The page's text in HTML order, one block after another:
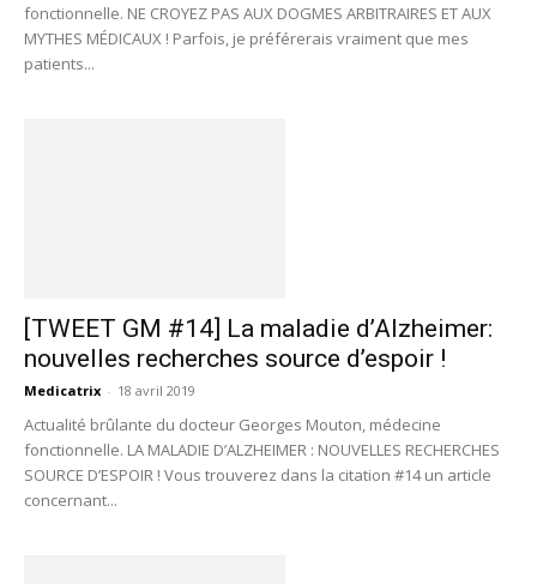
fonctionnelle. NE CROYEZ PAS AUX DOGMES ARBITRAIRES ET AUX
MYTHES MÉDICAUX ! Parfois, je préférerais vraiment que mes
patients...
[TWEET GM #14] La maladie d’Alzheimer:
nouvelles recherches source d’espoir !
Medicatrix - 18 avril 2019
Actualité brûlante du docteur Georges Mouton, médecine
fonctionnelle. LA MALADIE D’ALZHEIMER : NOUVELLES RECHERCHES
SOURCE D’ESPOIR ! Vous trouverez dans la citation #14 un article
concernant...